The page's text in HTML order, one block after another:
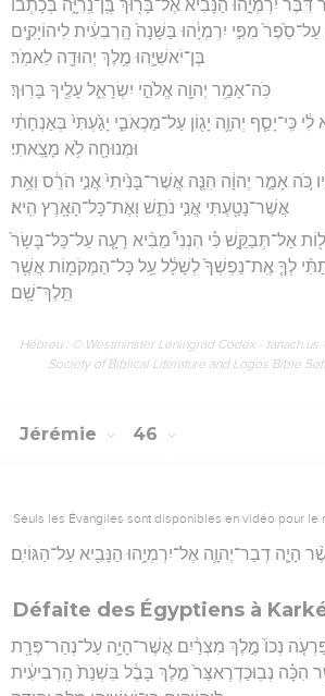
יִרְמְיָ֣הוּ הַנָּבִ֔יא אֶל־בָּר֖וּךְ בֶּֽן־נֵֽרִיָּ֑ה בְּכָתְבוֹ֩
מִפִּ֣י יִרְמְיָ֔הוּ בַּשָּׁנָה֙ הָֽרְבִעִ֔ית לִיהוֹיָקִ֧ים
בֶּן־יֹאשִׁיָּ֛הוּ מֶ֥לֶךְ יְהוּדָ֖ה לֵאמֹֽר׃
כֹּֽה־אָמַ֥ר יְהוָ֖ה אֱלֹהֵ֣י יִשְׂרָאֵ֑ל עָלֶ֖יךָ בָּרֽוּךְ׃
כִּֽי־יָסַ֧ף יְהוָ֛ה יָג֖וֹן עַל־מַכְאֹבִ֑י יָגַ֙עְתִּי֙ בְּאַנְחָתִ֔י
וּמְנוּחָ֖ה לֹ֥א מָצָֽאתִי׃
כֹּ֚ה אָמַ֣ר יְהוָ֔ה הִנֵּ֤ה אֲשֶׁר־בָּנִ֙יתִי֙ אֲנִ֣י הֹרֵ֔ס וְאֵ֥ת
אֲשֶׁר־נָטַ֖עְתִּי אֲנִ֣י נֹתֵ֑שׁ וְאֶת־כָּל־הָאָ֖רֶץ הִֽיא׃
אַל־תְּבַקֵּ֑שׁ כִּ֡י הִנְנִי֩ מֵבִ֨יא רָעָ֤ה עַל־כָּל־בָּשָׂר֙
לְךָ֤ אֶֽת־נַפְשְׁךָ֙ לְשָׁלָ֔ל עַ֥ל כָּל־הַמְּקֹמ֖וֹת אֲשֶׁ֥ר
תֵּֽלֶךְ־שָֽׁם׃
Hébreu : © Westminster Leningrad Codex -
Society of Biblical Literature and Logos Bible
Jérémie 46
Seuls les Évangiles sont disponibles en vidéo pour le
הָיָ֧ה דְבַר־יְהוָ֛ה אֶל־יִרְמְיָ֥הוּ הַנָּבִ֖יא עַל־הַגּוֹיִֽם׃
Défaite des Égyptiens à
נְכוֹ֙ מֶ֣לֶךְ מִצְרַ֔יִם אֲשֶׁר־הָיָ֥ה עַל־נְהַר־פְּרָ֖ת
הִכָּ֗ה נְבֽוּכַדְרֶאצַּר֙ מֶ֣לֶךְ בָּבֶ֔ל בִּשְׁנַת֙ הָֽרְבִיעִ֔ית